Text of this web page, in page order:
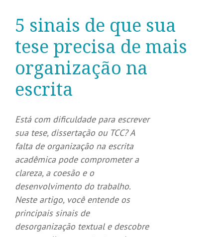
5 sinais de que sua
tese precisa de mais
organização na
escrita
Está com dificuldade para escrever
sua tese, dissertação ou TCC? A
falta de organização na escrita
acadêmica pode comprometer a
clareza, a coesão e o
desenvolvimento do trabalho.
Neste artigo, você entende os
principais sinais de
desorganização textual e descobre